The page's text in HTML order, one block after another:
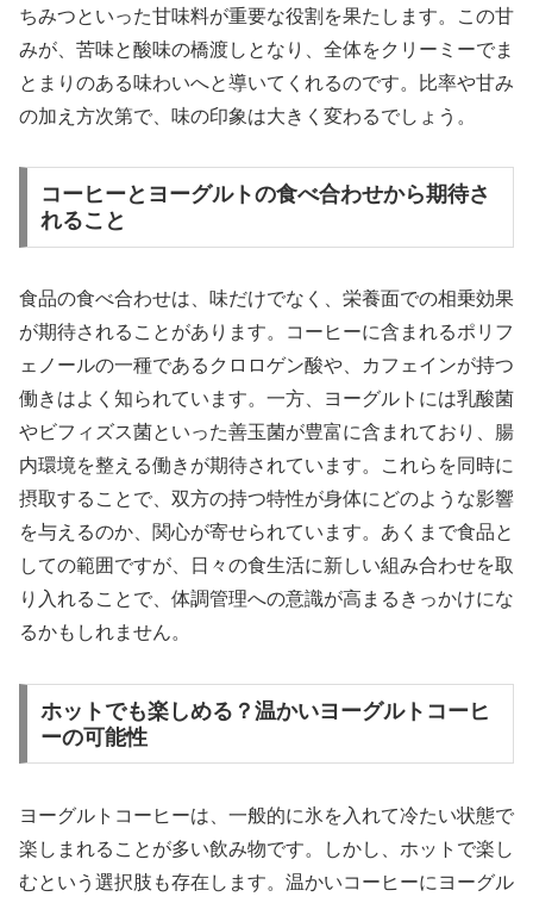
ちみつといった甘味料が重要な役割を果たします。この甘
みが、苦味と酸味の橋渡しとなり、全体をクリーミーでま
とまりのある味わいへと導いてくれるのです。比率や甘み
の加え方次第で、味の印象は大きく変わるでしょう。
コーヒーとヨーグルトの食べ合わせから期待さ
れること
食品の食べ合わせは、味だけでなく、栄養面での相乗効果
が期待されることがあります。コーヒーに含まれるポリフ
ェノールの一種であるクロロゲン酸や、カフェインが持つ
働きはよく知られています。一方、ヨーグルトには乳酸菌
やビフィズス菌といった善玉菌が豊富に含まれており、腸
内環境を整える働きが期待されています。これらを同時に
摂取することで、双方の持つ特性が身体にどのような影響
を与えるのか、関心が寄せられています。あくまで食品と
しての範囲ですが、日々の食生活に新しい組み合わせを取
り入れることで、体調管理への意識が高まるきっかけにな
るかもしれません。
ホットでも楽しめる？温かいヨーグルトコーヒ
ーの可能性
ヨーグルトコーヒーは、一般的に氷を入れて冷たい状態で
楽しまれることが多い飲み物です。しかし、ホットで楽し
むという選択肢も存在します。温かいコーヒーにヨーグル